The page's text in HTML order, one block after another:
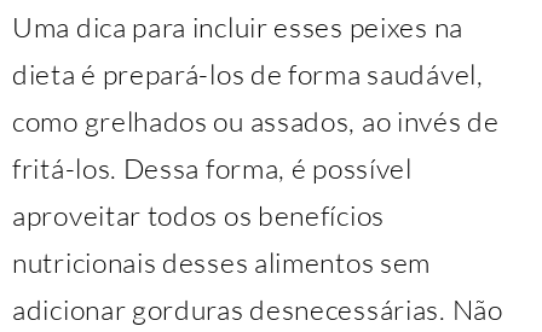
Uma dica para incluir esses peixes na
dieta é prepará-los de forma saudável,
como grelhados ou assados, ao invés de
fritá-los. Dessa forma, é possível
aproveitar todos os benefícios
nutricionais desses alimentos sem
adicionar gorduras desnecessárias. Não